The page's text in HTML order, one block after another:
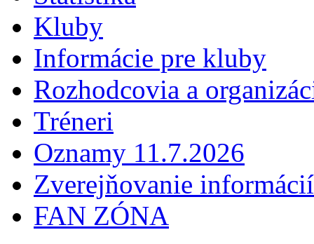
Kluby
Informácie pre kluby
Rozhodcovia a
Tréneri
Oznamy 11.7.2026
Zverejňovanie informácií
FAN ZÓNA